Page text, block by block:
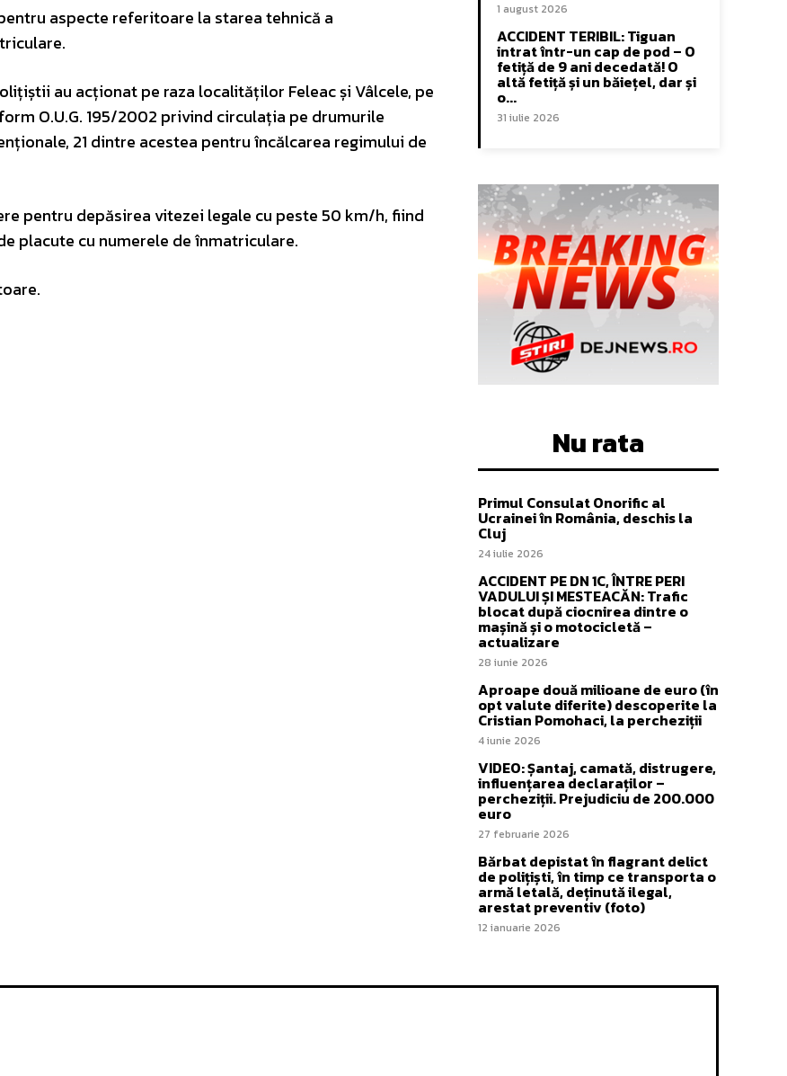
aspecte referitoare la starea tehnică a
au acționat pe raza localităților Feleac și Vâlcele, pe
O.U.G. 195/2002 privind circulația pe drumurile
21 dintre acestea pentru încălcarea regimului de
pentru depăsirea vitezei legale cu peste 50 km/h, fiind
placute cu numerele de înmatriculare.
1 august 2026
ACCIDENT TERIBIL: Tiguan
intrat într-un cap de pod – O
fetiță de 9 ani decedată! O
altă fetiță și un băiețel, dar și
o...
31 iulie 2026
Nu rata
Primul Consulat Onorific al
Ucrainei în România, deschis la
Cluj
24 iulie 2026
ACCIDENT PE DN 1C, ÎNTRE PERI
VADULUI ȘI MESTEACĂN: Trafic
blocat după ciocnirea dintre o
mașină și o motocicletă –
actualizare
28 iunie 2026
Aproape două milioane de euro (în
opt valute diferite) descoperite la
Cristian Pomohaci, la percheziții
4 iunie 2026
VIDEO: Șantaj, camată, distrugere,
influențarea declaraților –
percheziții. Prejudiciu de 200.000
euro
27 februarie 2026
Bărbat depistat în flagrant delict
de polițiști, în timp ce transporta o
armă letală, deținută ilegal,
arestat preventiv (foto)
12 ianuarie 2026